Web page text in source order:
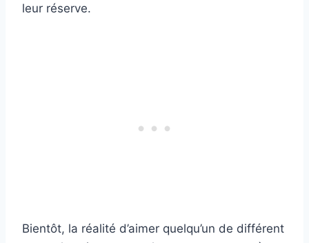
leur réserve.
Bientôt, la réalité d’aimer quelqu’un de différent